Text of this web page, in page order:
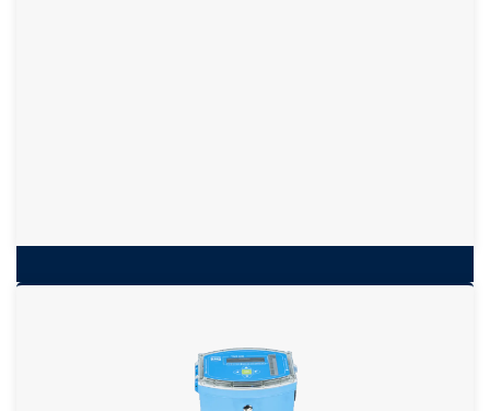
Turbinenrad-Gaszähler in verkürzter Bauform